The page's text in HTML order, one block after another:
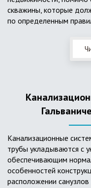
скважины, которые
по определенным
и автоматикой. Все
подвергаться
его работу в
защиты оборудования
камеры или кессона,
скважины от
удобные условия для
Кессон может быть
колец, но только при
подземных вод, так как
обеспечить требуемую
Канализационные
трубы укладываются с
обеспечивающим
особенностей
расположении